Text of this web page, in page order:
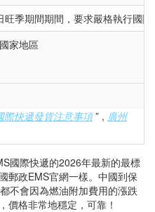
季期間期間，要求嚴格執行國
家地區
際快遞發貨注意事項” , 廣州
國際快遞的2026年最新的最標
郵政EMS官網一樣。中國到保
不會因為燃油附加費用的漲跌
價格非常地穩定，可靠！